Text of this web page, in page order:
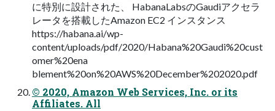
に特別に設計された、 HabanaLabsのGaudiアクセラ
レータを搭載したAmazon EC2 インスタンス
https://habana.ai/wp-
content/uploads/pdf/2020/Habana%20Gaudi%20cust
omer%20ena
blement%20on%20AWS%20December%202020.pdf
© 2020, Amazon Web Services, Inc. or its
Affiliates. All